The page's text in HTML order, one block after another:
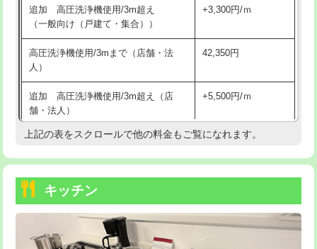
交換・取付（その他部品） 11,000円+材料費
持込商品取付（単水栓） 13,200円
持込商品取付（混合水栓）
持込商品取付（浄水器・分岐水栓） 16,500円
持込商品取付（温水洗浄便座） 22,000円
持込商品取付（普通便座⇔温水洗浄便
22,000円
給水管工事※（ホール加工)
給水管工事※（バンド止め) 3,300円
追加 高圧洗浄機使用/3m超え
（一般向け（戸建て・集合））
+3,300円/ｍ
高圧洗浄機使用/3mまで（店舗・法
人）
42,350円
追加 高圧洗浄機使用/3m超え（店
舗・法人）
+5,500円/ｍ
高度高圧洗浄換 現地調査
トーラー機使用/3mまで
追加トーラー機使用/3m超え +3,300円
上記の表をスクロールで他の料金もご覧になれます。
キッチン